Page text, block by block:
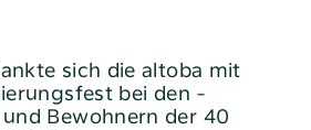
sich die altoba mit
bei den
­Bewohnern der 40